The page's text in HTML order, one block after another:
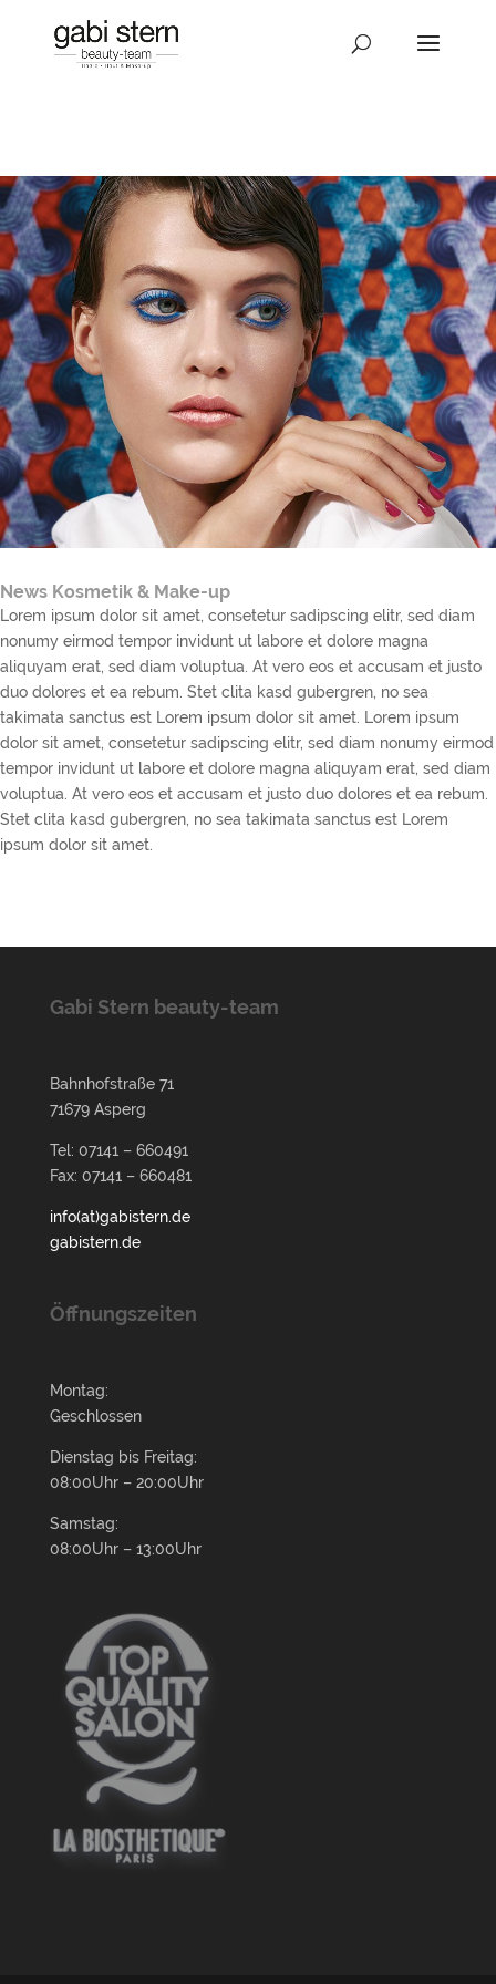
News Kosmetik & Make-up
Lorem ipsum dolor sit amet, consetetur sadipscing elitr, sed diam
nonumy eirmod tempor invidunt ut labore et dolore magna
aliquyam erat, sed diam voluptua. At vero eos et accusam et justo
duo dolores et ea rebum. Stet clita kasd gubergren, no sea
takimata sanctus est Lorem ipsum dolor sit amet. Lorem ipsum
dolor sit amet, consetetur sadipscing elitr, sed diam nonumy eirmod
tempor invidunt ut labore et dolore magna aliquyam erat, sed diam
voluptua. At vero eos et accusam et justo duo dolores et ea rebum.
Stet clita kasd gubergren, no sea takimata sanctus est Lorem
ipsum dolor sit amet.
Gabi Stern beauty-team
Bahnhofstraße 71
71679 Asperg
Tel: 07141 – 660491
Fax: 07141 – 660481
info(at)gabistern.de
gabistern.de
Öffnungszeiten
Montag:
Geschlossen
Dienstag bis Freitag:
08:00Uhr – 20:00Uhr
Samstag:
08:00Uhr – 13:00Uhr